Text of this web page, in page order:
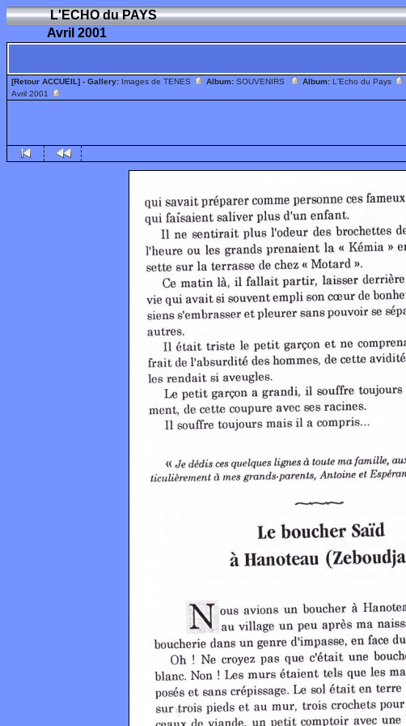
L'ECHO du PAYS
Avril 2001
[Retour ACCUEIL] - Gallery: Images de TENES Album: SOUVENIRS Album: L'Echo du Pays
Avril 2001